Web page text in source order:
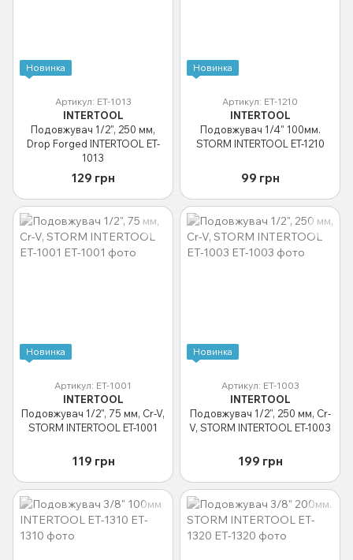
Новинка
Артикул: ET-1013
INTERTOOL
Подовжувач 1/2", 250 мм,
Drop Forged INTERTOOL ET-
1013
129 грн
Новинка
Артикул: ET-1210
INTERTOOL
Подовжувач 1/4" 100мм.
STORM INTERTOOL ET-1210
99 грн
Новинка
Артикул: ET-1001
INTERTOOL
Подовжувач 1/2", 75 мм, Cr-V,
STORM INTERTOOL ET-1001
119 грн
Новинка
Артикул: ET-1003
INTERTOOL
Подовжувач 1/2", 250 мм, Cr-
V, STORM INTERTOOL ET-1003
199 грн